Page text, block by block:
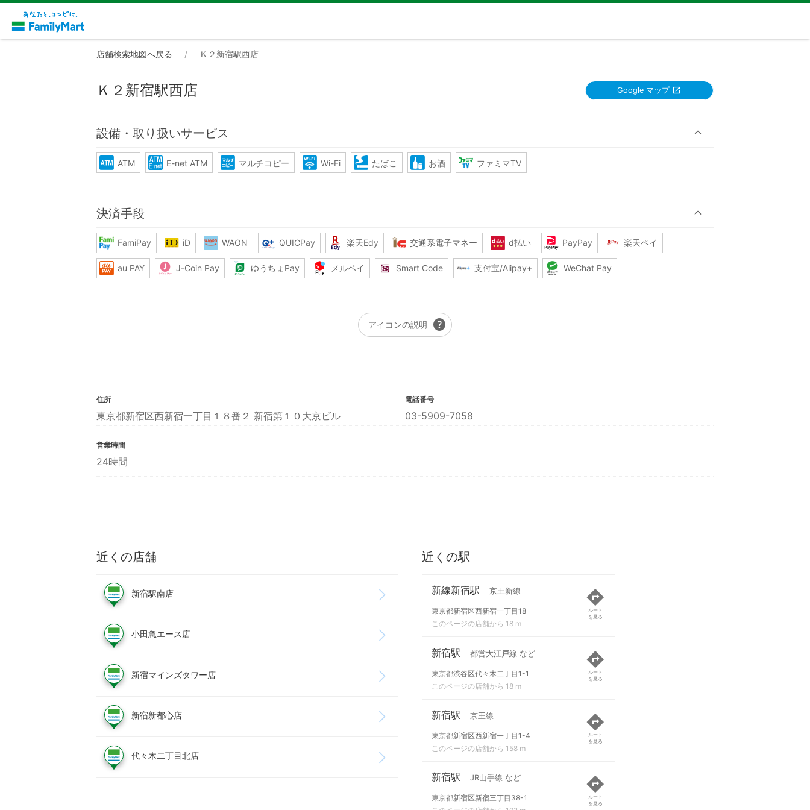
店舗検索地図へ戻る Ｋ２新宿駅西店
Ｋ２新宿駅西店 Google マップ
設備・取り扱いサービス
ATM E-net ATM マルチコピー Wi-Fi たばこ お酒 ファミマTV
決済手段
FamiPay iD WAON QUICPay 楽天Edy 交通系電子マネー d払い PayPay 楽天ペイ
au PAY J-Coin Pay ゆうちょPay メルペイ Smart Code 支付宝/Alipay+ WeChat Pay
アイコンの説明 help
住所
東京都新宿区西新宿一丁目１８番２ 新宿第１０大京ビル
電話番号
03-5909-7058
営業時間
24時間
近くの店舗
新宿駅南店
小田急エース店
新宿マインズタワー店
新宿新都心店
代々木二丁目北店
近くの駅
新線新宿駅 京王新線
東京都新宿区西新宿一丁目18
このページの店舗から 18 m
ルート
を見る
新宿駅 都営大江戸線 など
東京都渋谷区代々木二丁目1-1
このページの店舗から 18 m
ルート
を見る
新宿駅 京王線
東京都新宿区西新宿一丁目1-4
このページの店舗から 158 m
ルート
を見る
新宿駅 JR山手線 など
東京都新宿区新宿三丁目38-1
ルート
を見る